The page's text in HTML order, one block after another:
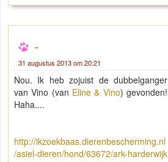
-
31 augustus 2013 om 20:21
Nou. Ik heb zojuist de dubbelganger
van Vino (van Eline & Vino) gevonden!
Haha....
http://ikzoekbaas.dierenbescherming.nl
/asiel-dieren/hond/63672/ark-harderwijk